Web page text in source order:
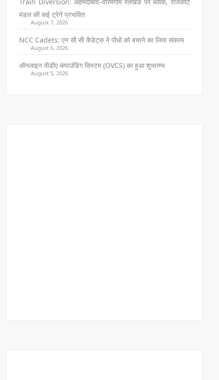
Train Diversion: अहमदाबाद–वीरमगाम रेलखंड पर ब्लॉक, राजकोट
मंडल की कई ट्रेनें प्रभावित
August 7, 2026
NCC Cadets: एन सी सी कैडेट्स ने पौधों को बचाने का लिया संकल्प
August 6, 2026
ऑनलाइन वीडीए कंपाउंडिंग सिस्टम (OVCS) का हुआ शुभारम्भ
August 5, 2026